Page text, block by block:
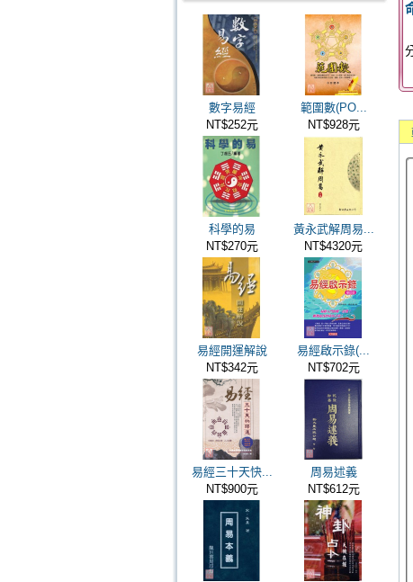
數字易經
NT$252元
範圍數(PO...
NT$928元
科學的易
NT$270元
黃永武解周易...
NT$4320元
易經開運解說
NT$342元
易經啟示錄(...
NT$702元
易經三十天快...
NT$900元
周易述義
NT$612元